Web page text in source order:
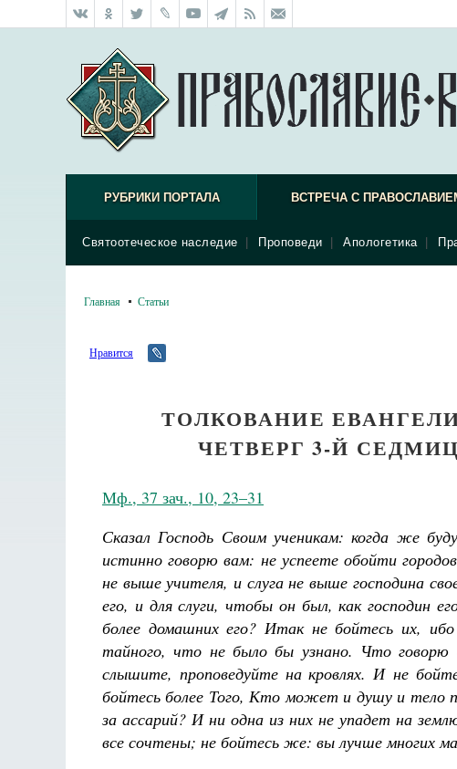
РУБРИКИ ПОРТАЛА ВСТРЕЧА С
Святоотеческое наследие Проповеди Апологетика
Главная Статьи
Нравится
ТОЛКОВАНИЕ
ЧЕТВЕРГ 3-Й
Мф., 37 зач., 10, 23–31
Сказал Господь Своим ученикам: когда же
истинно говорю вам: не успеете обойти
не выше учителя, и слуга не выше господина
его, и для слуги, чтобы он был, как господин
более домашних его? Итак не бойтесь их,
тайного, что не было бы узнано. Что
слышите, проповедуйте на кровлях. И не
бойтесь более Того, Кто может и душу и тело
за ассарий? И ни одна из них не упадет на
все сочтены; не бойтесь же: вы лучше многих